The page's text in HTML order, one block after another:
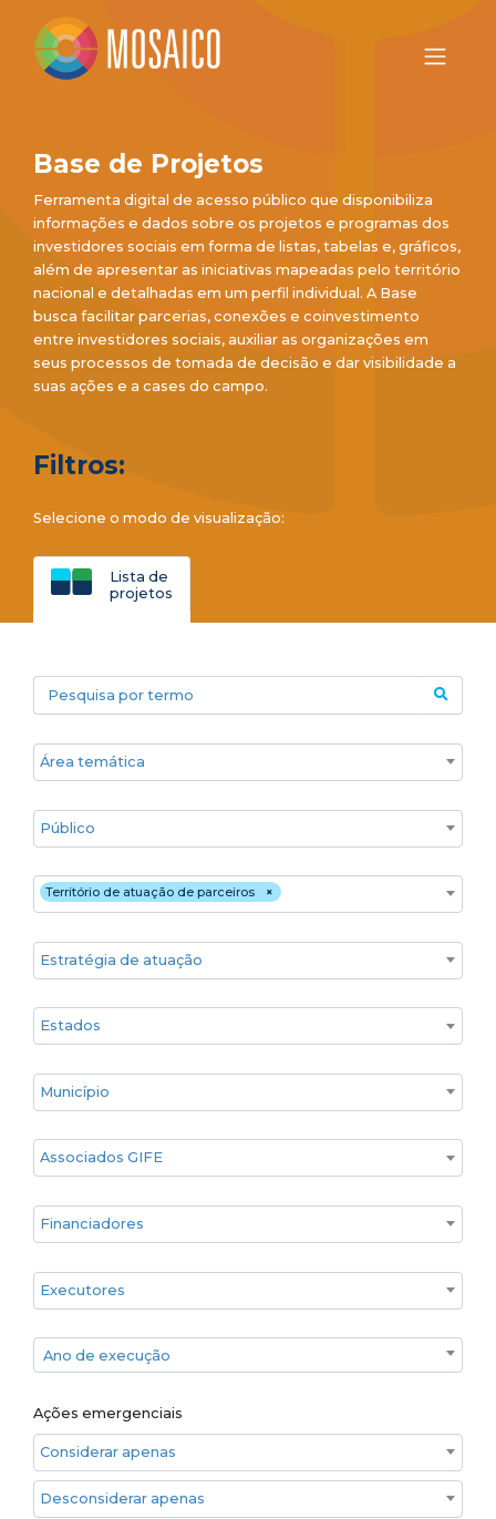
Base de Projetos
Ferramenta digital de acesso público que disponibiliza
informações e dados sobre os projetos e programas dos
investidores sociais em forma de listas, tabelas e, gráficos,
além de apresentar as iniciativas mapeadas pelo território
nacional e detalhadas em um perfil individual. A Base
busca facilitar parcerias, conexões e coinvestimento
entre investidores sociais, auxiliar as organizações em
seus processos de tomada de decisão e dar visibilidade a
suas ações e a cases do campo.
Filtros:
Selecione o modo de visualização:
Lista de
projetos
Pesquisa por termo
Áreas temáticas
Público
Territórios ×
Território de atuação de parceiros
Estratégia de atuação
Estado
Cidade
Associados GIFE
Financiadores
Executores
Ano de execução
Ano de execução
Ações emergenciais
Considerar apenas ações emergenciais
Desconsiderar apenas ações emergenciais